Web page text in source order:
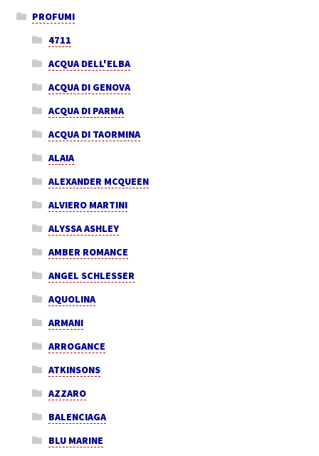
PROFUMI
4711
ACQUA DELL'ELBA
ACQUA DI GENOVA
ACQUA DI PARMA
ACQUA DI TAORMINA
ALAIA
ALEXANDER MCQUEEN
ALVIERO MARTINI
ALYSSA ASHLEY
AMBER ROMANCE
ANGEL SCHLESSER
AQUOLINA
ARMANI
ARROGANCE
ATKINSONS
AZZARO
BALENCIAGA
BLU MARINE